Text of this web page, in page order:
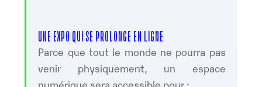
UNE EXPO QUI SE PROLONGE EN LIGNE
Parce que tout le monde ne pourra pas
venir physiquement, un espace